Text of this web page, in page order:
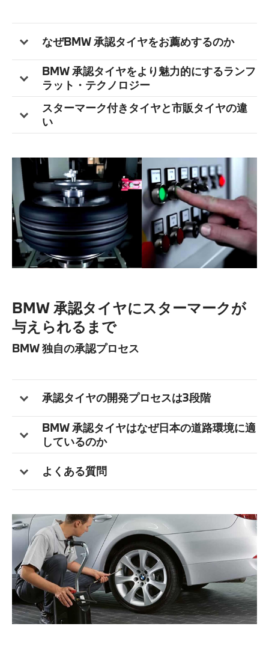
なぜBMW 承認タイヤをお薦めするのか
BMW 承認タイヤをより魅力的にするランフ
ラット・テクノロジー
スターマーク付きタイヤと市販タイヤの違
い
BMW 承認タイヤにスターマークが
与えられるまで
BMW 独自の承認プロセス
承認タイヤの開発プロセスは3段階
BMW 承認タイヤはなぜ日本の道路環境に適
しているのか
よくある質問